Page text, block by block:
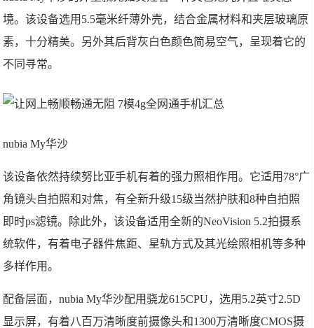
境。该设备选用5.5毫米纤薄外壳，结合金属材料和夹层玻璃原
素，十分精美。另外其后背灰白色颜色简易空气，呈现着它的
不同寻常。
nubia My华沙
该设备依然持续努比亚手机有着的强力照相作用。它适用78°广
角镜头自拍照和对焦，有全新升级15级当然护肤和8种自拍照
即时ps滤镜。除此外，该设备适用全新的NeoVision 5.2拍摄系
统软件，有着电子器件焦距、星轨方式及其光绘照相机等多种
多样作用。
配备层面，nubia My华沙配用骁龙615CPU，选用5.2英寸2.5D
显示屏，有着八百万清晰度前摄像头和1300万清晰度CMOS摄